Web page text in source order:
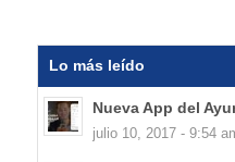
Lo más leído
Nueva App del
julio 10, 2017 - 9:54